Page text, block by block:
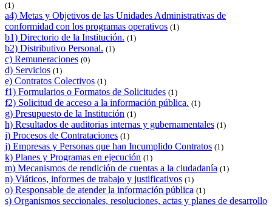
(1)
a4) Metas y Objetivos de las Unidades Administrativas de
conformidad con los programas operativos (1)
b1) Directorio de la Institución. (1)
b2) Distributivo Personal. (1)
c) Remuneraciones (0)
d) Servicios (1)
e) Contratos Colectivos (1)
f1) Formularios o Formatos de Solicitudes (1)
f2) Solicitud de acceso a la información pública. (1)
g) Presupuesto de la Institución (1)
h) Resultados de auditorias internas y gubernamentales (1)
i) Procesos de Contrataciones (1)
j) Empresas y Personas que han Incumplido Contratos (1)
k) Planes y Programas en ejecución (1)
m) Mecanismos de rendición de cuentas a la ciudadanía (1)
n) Viáticos, informes de trabajo y justificativos (1)
o) Responsable de atender la información pública (1)
s) Organismos seccionales, resoluciones, actas y planes de desarrollo